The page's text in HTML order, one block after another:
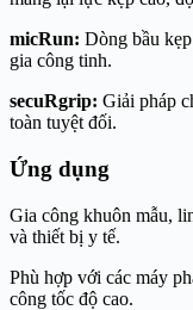
micRun: Dòng bầu
gia công tinh.
secuRgrip: Giải pháp
toàn tuyệt đối.
Ứng dụng
Gia công khuôn mẫu,
và thiết bị y tế.
Phù hợp với các máy
công tốc độ cao.